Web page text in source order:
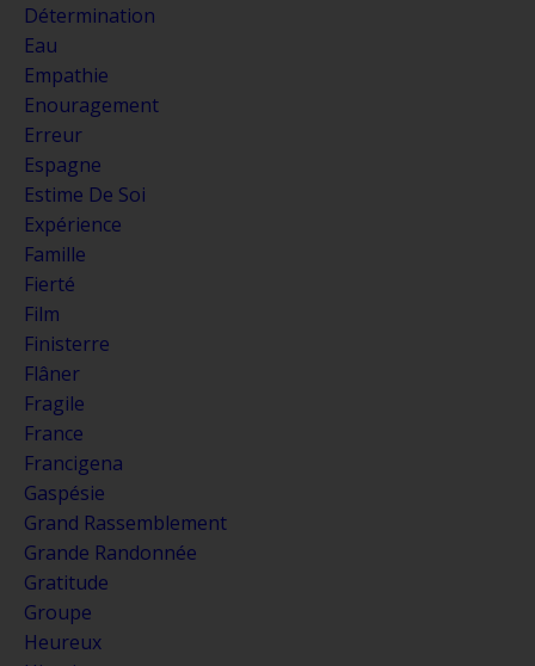
Détermination
Eau
Empathie
Enouragement
Erreur
Espagne
Estime De Soi
Expérience
Famille
Fierté
Film
Finisterre
Flâner
Fragile
France
Francigena
Gaspésie
Grand Rassemblement
Grande Randonnée
Gratitude
Groupe
Heureux